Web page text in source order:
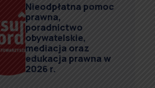
Nieodpłatna pomoc
prawna,
poradnictwo
obywatelskie,
mediacja oraz
edukacja prawna w
2026 r.